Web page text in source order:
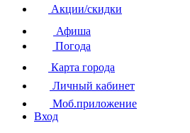
Акции/скидки
Афиша
Погода
Карта города
Личный кабинет
Моб.приложение
Вход